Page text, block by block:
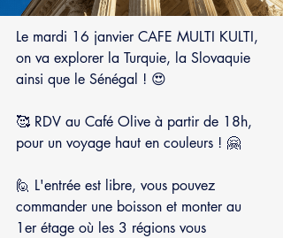
Le mardi 16 janvier CAFE MULTI KULTI,
on va explorer la Turquie, la Slovaquie
ainsi que le Sénégal ! 😍
🥰 RDV au Café Olive à partir de 18h,
pour un voyage haut en couleurs ! 🤗
🙋 L'entrée est libre, vous pouvez
commander une boisson et monter au
1er étage où les 3 régions vous